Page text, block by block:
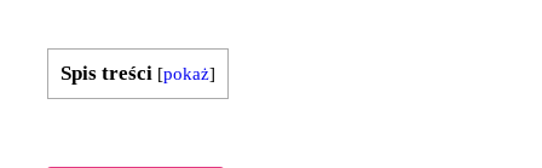
Spis treści [pokaż]